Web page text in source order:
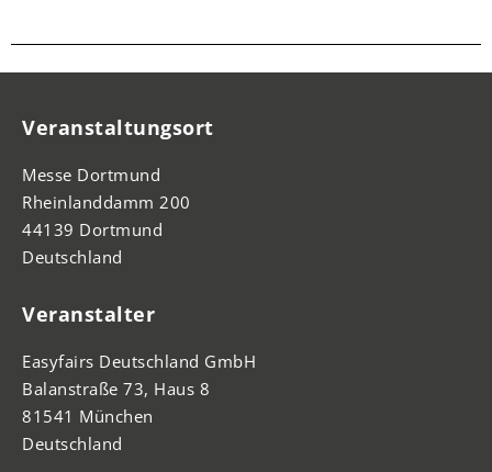
Veranstaltungsort
Messe Dortmund
Rheinlanddamm 200
44139 Dortmund
Deutschland
Veranstalter
Easyfairs Deutschland GmbH
Balanstraße 73, Haus 8
81541 München
Deutschland